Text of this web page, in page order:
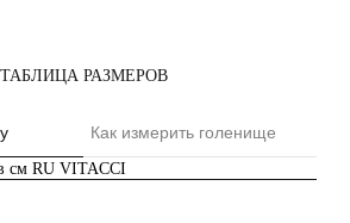
ТАБЛИЦА РАЗМЕРОВ
Как измерить голенище
см RU VITACCI